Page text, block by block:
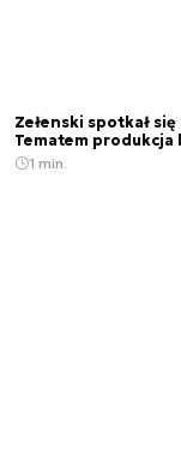
Zełenski spotkał
Tematem produkcja
1 min.